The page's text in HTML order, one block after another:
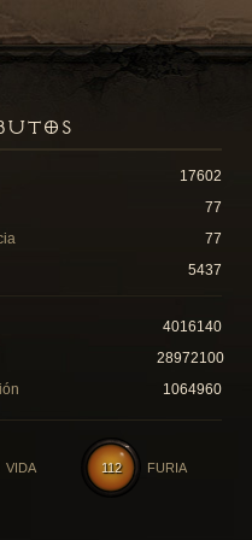
17602
77
77
5437
4016140
28972100
1064960
112 FURIA
VIDA